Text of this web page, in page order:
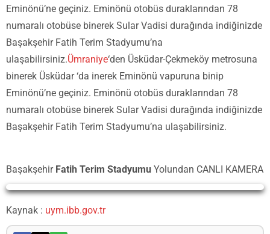
Eminönü’ne geçiniz. Eminönü otobüs duraklarından 78
numaralı otobüse binerek Sular Vadisi durağında indiğinizde
Başakşehir Fatih Terim Stadyumu’na
ulaşabilirsiniz.Ümraniye‘den Üsküdar-Çekmeköy metrosuna
binerek Üsküdar ‘da inerek Eminönü vapuruna binip
Eminönü’ne geçiniz. Eminönü otobüs duraklarından 78
numaralı otobüse binerek Sular Vadisi durağında indiğinizde
Başakşehir Fatih Terim Stadyumu’na ulaşabilirsiniz.
Başakşehir Fatih Terim Stadyumu Yolundan CANLI KAMERA
Yayın Yükleniyor...
Kaynak : uym.ibb.gov.tr